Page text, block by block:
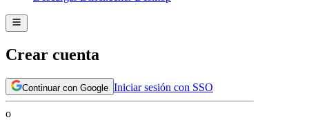
Crear cuenta
Continuar con Google Iniciar sesión con SSO
o